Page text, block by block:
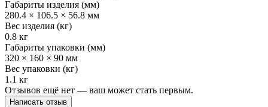
Габариты изделия (мм)
280.4 × 106.5 × 56.8 мм
Вес изделия (кг)
0.8 кг
Габариты упаковки (мм)
320 × 160 × 90 мм
Вес упаковки (кг)
1.1 кг
Отзывов ещё нет — ваш может стать первым.
Написать отзыв